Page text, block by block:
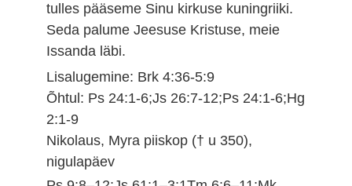
tulles pääseme Sinu kirkuse kuningriiki.
Seda palume Jeesuse Kristuse, meie
Issanda läbi.
Lisalugemine: Brk 4:36-5:9
Õhtul: Ps 24:1-6;Js 26:7-12;Ps 24:1-6;Hg
2:1-9
Nikolaus, Myra piiskop († u 350),
nigulapäev